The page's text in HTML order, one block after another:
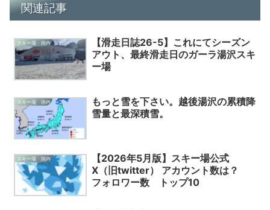
関連記事
スキー場 国内
【滑走日誌26-5】これにてシーズン
アウト、最終滑走日のガーラ湯沢スキ
ー場
スキー場 国内
もっと雪を下さい。越後湯沢の累積降
雪量と最深積雪。
スキー場 国内
【2026年5月版】スキー場公式
X（旧twitter） アカウント数は？
フォロワー数 トップ10